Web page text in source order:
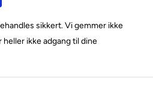
sikkert. Vi gemmer ikke
ikke adgang til dine